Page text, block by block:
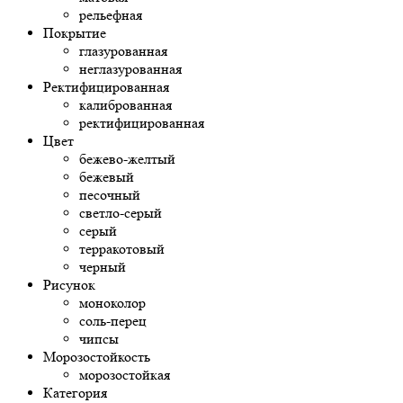
рельефная
Покрытие
глазурованная
неглазурованная
Ректифицированная
калиброванная
ректифицированная
Цвет
бежево-желтый
бежевый
песочный
светло-серый
серый
терракотовый
черный
Рисунок
моноколор
соль-перец
чипсы
Морозостойкость
морозостойкая
Категория